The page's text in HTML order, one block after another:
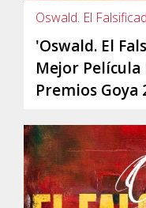
Oswald. El
'Oswald. El
Mejor
Premios Goya